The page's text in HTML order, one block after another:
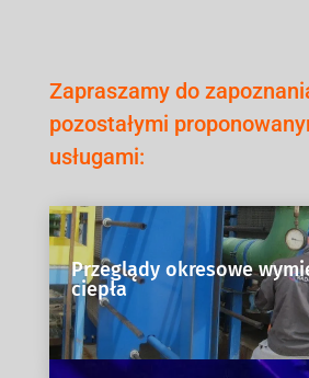
Zapraszamy do
pozostałymi
usługami:
Przeglądy okresowe
ciepła